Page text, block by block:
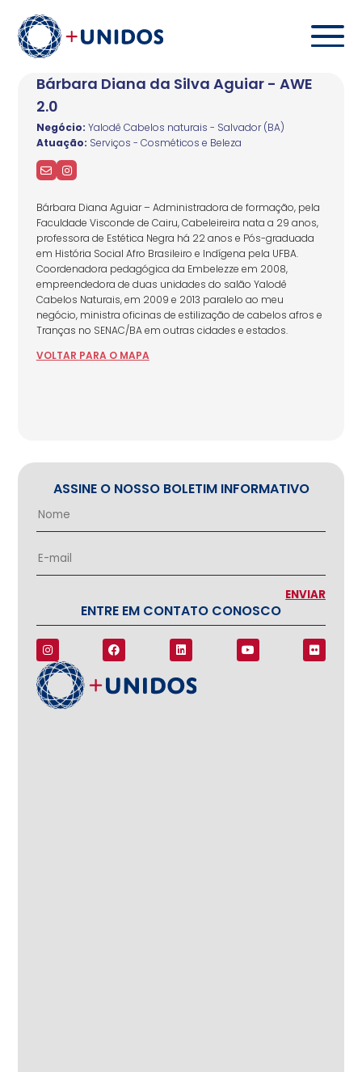
Bárbara Diana da Silva Aguiar - AWE
2.0
Negócio: Yalodê Cabelos naturais - Salvador (BA)
Atuação: Serviços - Cosméticos e Beleza
Bárbara Diana Aguiar – Administradora de formação, pela
Faculdade Visconde de Cairu, Cabeleireira nata a 29 anos,
professora de Estética Negra há 22 anos e Pós-graduada
em História Social Afro Brasileiro e Indígena pela UFBA.
Coordenadora pedagógica da Embelezze em 2008,
empreendedora de duas unidades do salão Yalodê
Cabelos Naturais, em 2009 e 2013 paralelo ao meu
negócio, ministra oficinas de estilização de cabelos afros e
Tranças no SENAC/BA em outras cidades e estados.
VOLTAR PARA O MAPA
ASSINE O NOSSO BOLETIM INFORMATIVO
ENTRE EM CONTATO CONOSCO